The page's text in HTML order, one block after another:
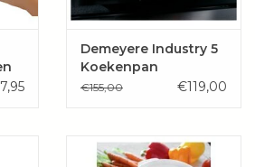
Demeyere Industry 5
Koekenpan
NanoTouch
€155,00 €119,00